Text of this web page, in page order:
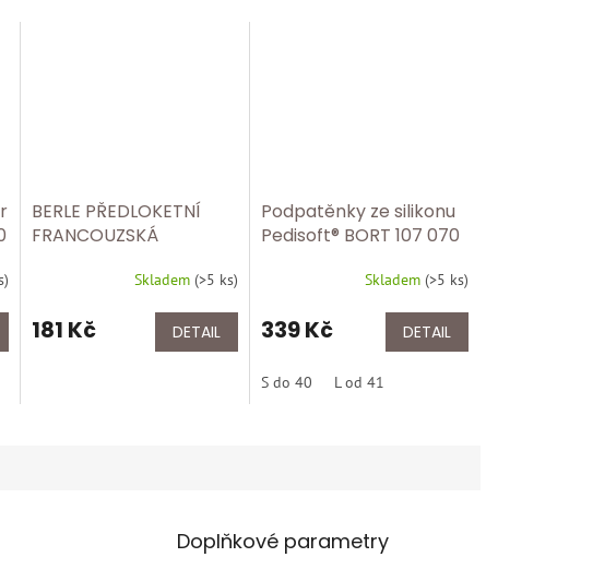
)
BERLE PŘEDLOKETNÍ
FRANCOUZSKÁ
NOSNOST 150KG
Skladem(>5 ks)
181 Kč DETAIL
Podpatěnky ze silikonu
Pedisoft® BORT 107 070
Skladem (>5 ks)
339 Kč DETAIL
S do 40 L od 41
Doplňkové parametry